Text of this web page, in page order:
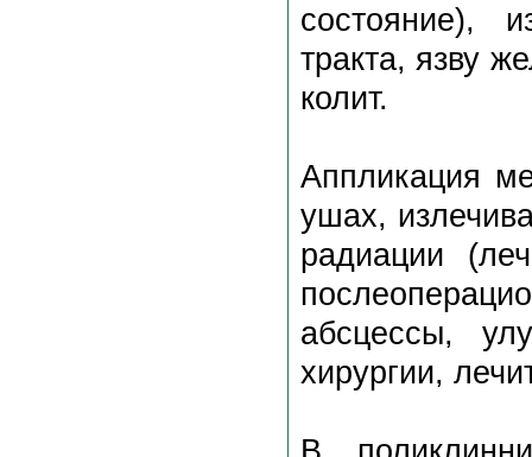
состояние),
тракта, язву
колит.
Аппликация
ушах,
радиации
абсцессы,
хирургии,